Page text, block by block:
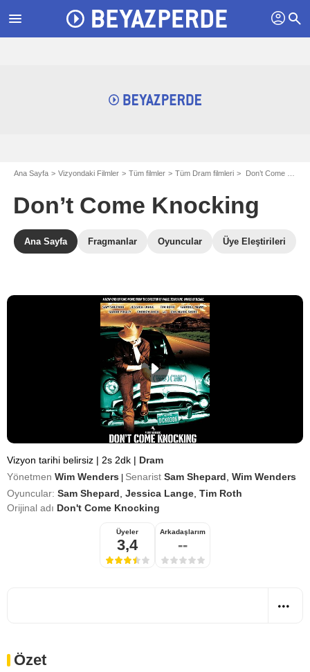
menu profil search
Ana Sayfa Vizyondaki Filmler Tüm filmler Tüm Dram filmleri Don’t Come Knocking
Don’t Come Knocking
Ana Sayfa Fragmanlar Oyuncular Üye Eleştirileri
Vizyon tarihi belirsiz | 2s 2dk | Dram
Yönetmen Wim Wenders Senarist Sam Shepard Wim Wenders
Oyuncular: Sam Shepard Jessica Lange Tim Roth
Orijinal adı Don't Come Knocking
Üyeler
3,4
Arkadaşlarım
--
Özet